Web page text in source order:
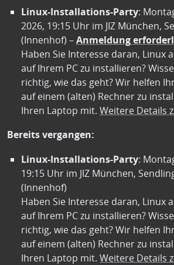
Linux-Installations-Party:
2026, 19:15 Uhr im JIZ München,
(Innenhof) –Anmeldung
Haben Sie Interesse daran, Linux
auf Ihrem PC zu installieren?
richtig, wie das geht? Wir helfen
auf einem (alten) Rechner zu
Ihren Laptop mit. Weitere Details
Bereits vergangen:
Linux-Installations-Party:
19:15 Uhr im JIZ München,
(Innenhof)
Haben Sie Interesse daran, Linux
auf Ihrem PC zu installieren?
richtig, wie das geht? Wir helfen
auf einem (alten) Rechner zu
Ihren Laptop mit. Weitere Details